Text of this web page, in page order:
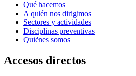
Qué hacemos
A quién nos dirigimos
Sectores y actividades
Disciplinas preventivas
Quiénes somos
Accesos directos